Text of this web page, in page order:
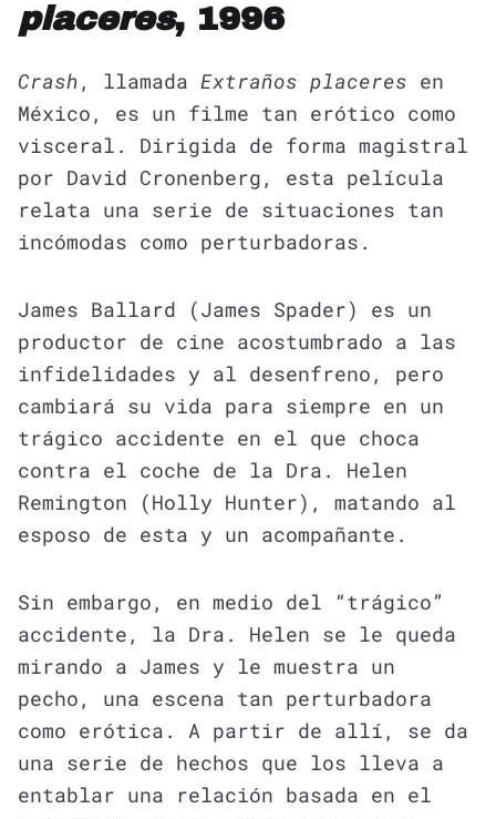
placeres, 1996
Crash , llamada Extraños placeres en
México, es un filme tan erótico como
visceral. Dirigida de forma magistral
por David Cronenberg, esta película
relata una serie de situaciones tan
incómodas como perturbadoras.
James Ballard (James Spader) es un
productor de cine acostumbrado a las
infidelidades y al desenfreno, pero
cambiará su vida para siempre en un
trágico accidente en el que choca
contra el coche de la Dra. Helen
Remington (Holly Hunter), matando al
esposo de esta y un acompañante.
Sin embargo, en medio del “trágico”
accidente, la Dra. Helen se le queda
mirando a James y le muestra un
pecho, una escena tan perturbadora
como erótica. A partir de allí, se da
una serie de hechos que los lleva a
entablar una relación basada en el